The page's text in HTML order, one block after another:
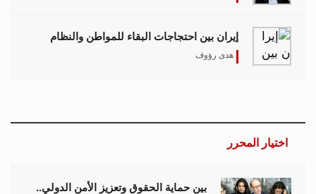
إيران بين احتجاجات البقاء للمواطن والنظام
هدى رؤوف
اختيار المحرر
بين حماية الحقوق وتعزيز الأمن الدولي..